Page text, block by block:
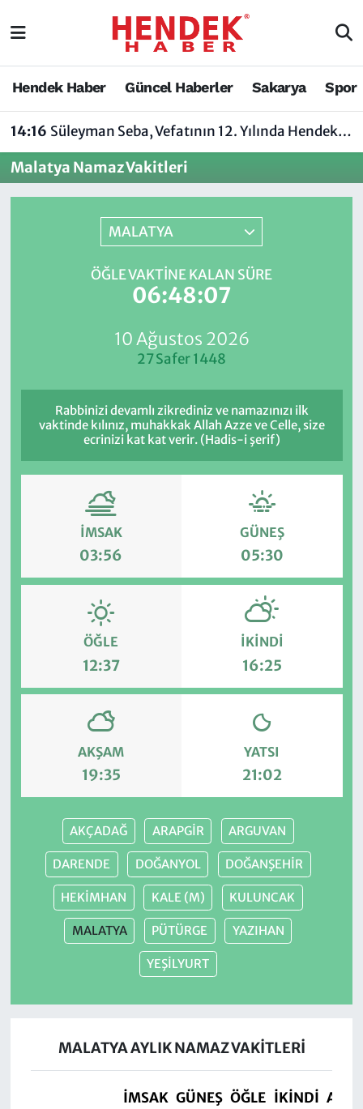
Hendek Haber Güncel Haberler Sakarya Spor
14:16 Süleyman Seba, Vefatının 12. Yılında Hendek’te Anılacak
Malatya Namaz Vakitleri
MALATYA
ÖĞLE VAKTINE KALAN SÜRE
06:48:07
10 Ağustos 2026
27 Safer 1448
Rabbinizi devamlı zikrediniz ve namazınızı ilk
vaktinde kılınız, muhakkak Allah Azze ve Celle, size
ecrinizi kat kat verir. (Hadis-i şerif)
İMSAK
03:56
GÜNEŞ
05:30
ÖĞLE
12:37
İKINDI
16:25
AKŞAM
19:35
YATSI
21:02
AKÇADAĞ ARAPGİR ARGUVAN
DARENDE DOĞANYOL DOĞANŞEHİR
HEKİMHAN KALE (M) KULUNCAK
MALATYA PÜTÜRGE YAZIHAN
YEŞİLYURT
MALATYA AYLIK NAMAZ VAKITLERI
İMSAK GÜNEŞ ÖĞLE İKINDI
Hendek Haber
Sakarya
Spor
Nöbetçi Eczaneler
Vefat Edenler
Hendek Haber
Siyaset
Sakarya
Hakkında
Hendek Haber Reklam Servisi
Sakarya Nöbetçi Eczaneler
Sakarya Trafik Yoğunluk Haritası
Süper Lig Puan Durumu ve Fikstür
Tüm Manşetler
Son Dakika Haberleri